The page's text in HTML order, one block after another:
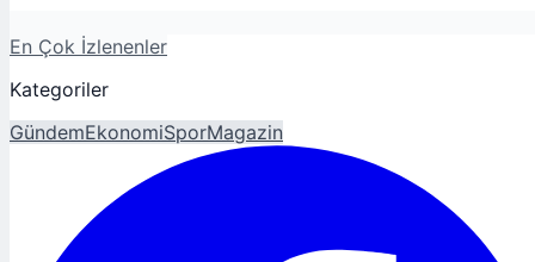
En Çok İzlenenler
Kategoriler
GündemEkonomiSporMagazin